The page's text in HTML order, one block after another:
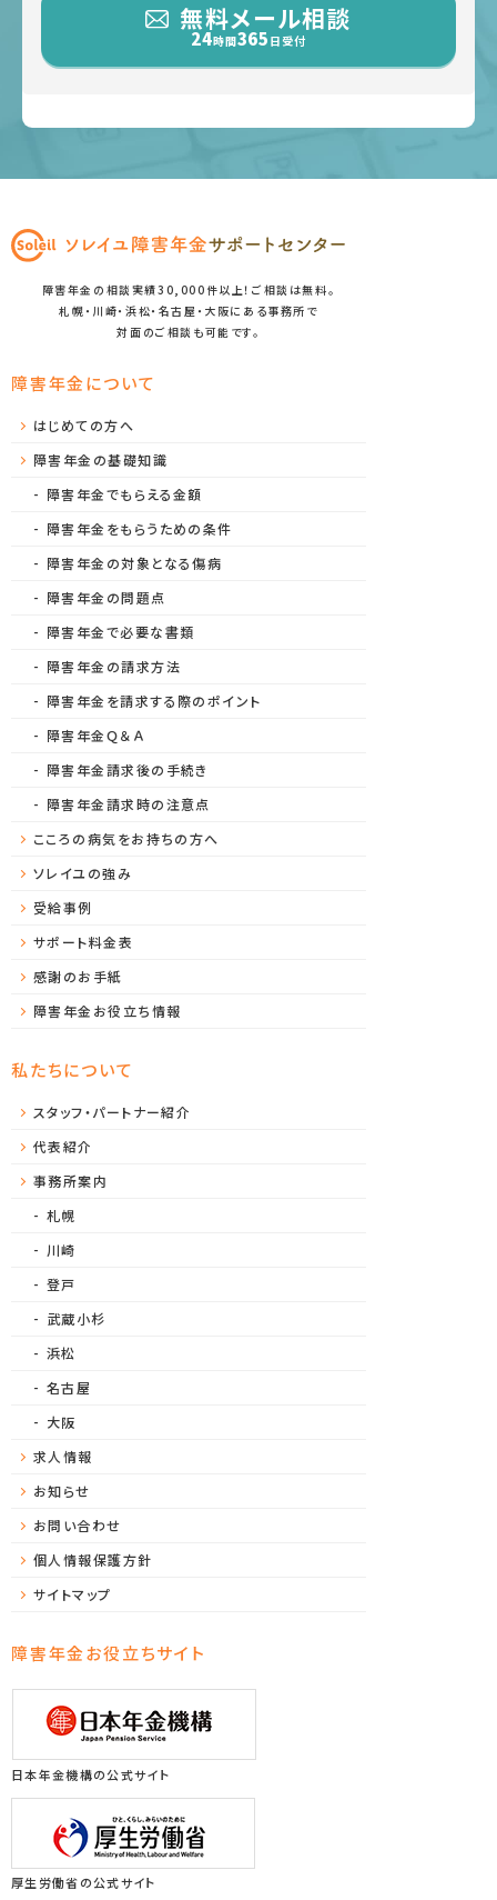
無料メール相談
24時間365 日受付
障害年金の相談実績30,000件以上！ご相談は無料。
札幌・川崎・浜松・名古屋・大阪にある事務所で
対面のご相談も可能です。
障害年金について
はじめての方へ
障害年金の基礎知識
障害年金でもらえる金額
障害年金をもらうための条件
障害年金の対象となる傷病
障害年金の問題点
障害年金で必要な書類
障害年金の請求方法
障害年金を請求する際のポイント
障害年金Ｑ＆Ａ
障害年金請求後の手続き
障害年金請求時の注意点
こころの病気をお持ちの方へ
ソレイユの強み
受給事例
サポート料金表
感謝のお手紙
障害年金お役立ち情報
私たちについて
スタッフ・パートナー紹介
代表紹介
事務所案内
札幌
川崎
登戸
武蔵小杉
浜松
名古屋
大阪
求人情報
お知らせ
お問い合わせ
個人情報保護方針
サイトマップ
障害年金お役立ちサイト
日本年金機構の公式サイト
厚生労働省の公式サイト